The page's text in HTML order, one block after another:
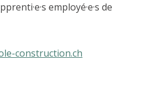
employé·e·s de
construction.ch